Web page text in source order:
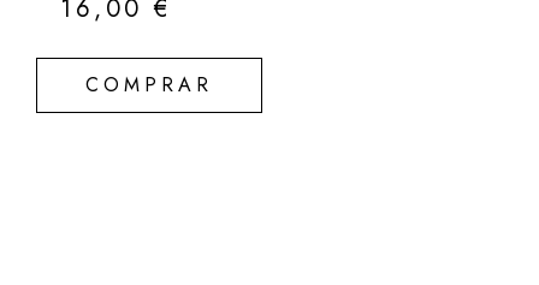
16,00€
COMPRAR